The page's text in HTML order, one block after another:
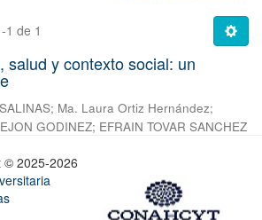
1 de 1
salud y contexto social: un
; Ma. Laura Ortiz Hernández;
GODINEZ; EFRAIN TOVAR SANCHEZ
© 2025-2026